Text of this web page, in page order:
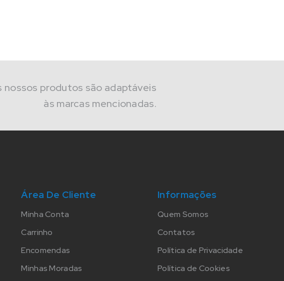
nossos produtos são adaptáveis
às marcas mencionadas.
Área De Cliente
Minha Conta
Carrinho
Encomendas
Minhas Moradas
Informações
Quem Somos
Contatos
Política de Privacidade
Política de Cookies